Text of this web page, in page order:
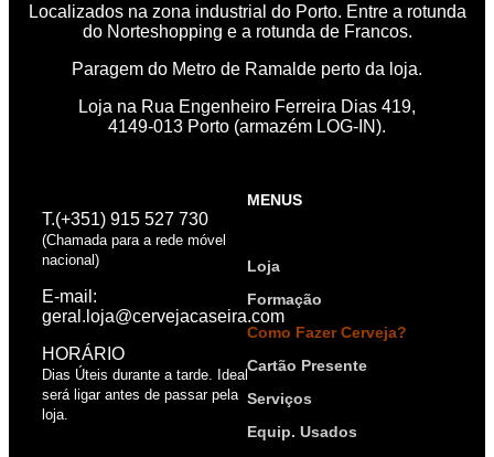
Localizados na zona industrial do Porto. Entre a rotunda
do Norteshopping e a rotunda de Francos.
Paragem do Metro de Ramalde perto da loja.
Loja na Rua Engenheiro Ferreira Dias 419,
4149-013 Porto (armazém LOG-IN).
T.(+351) 915 527 730
(Chamada para a rede móvel
nacional)
E-mail:
geral.loja@cervejacaseira.com
HORÁRIO
Dias Úteis durante a tarde. Ideal
será ligar antes de passar pela
loja.
MENUS
Loja
Formação
Como Fazer Cerveja?
Cartão Presente
Serviços
Equip. Usados